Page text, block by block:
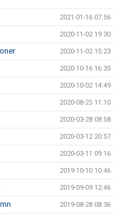
2021-01-16 07:56
2020-11-02 19:30
2020-11-02 15:23
2020-10-16 16:35
2020-10-02 14:49
2020-08-25 11:10
2020-03-28 08:58
2020-03-12 20:57
2020-03-11 09:16
2019-10-10 10:46
2019-09-09 12:46
2019-08-28 08:36